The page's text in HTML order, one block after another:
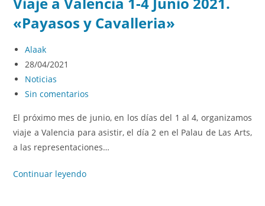
«Payasos y Cavalleria»
Alaak
28/04/2021
Noticias
Sin comentarios
El próximo mes de junio, en los días del 1 al 4, organizamos
viaje a Valencia para asistir, el día 2 en el Palau de Las Arts,
a las representaciones…
Continuar leyendo